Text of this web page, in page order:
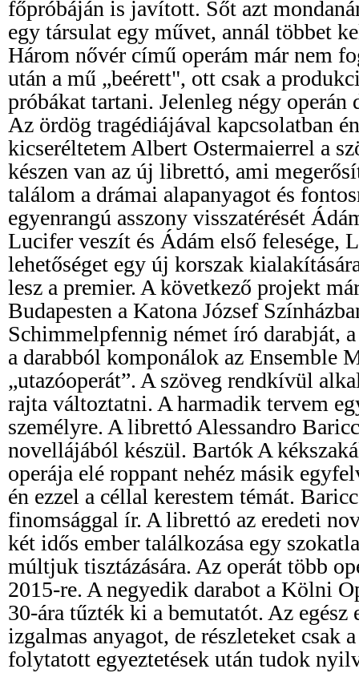
főpróbáján is javított. Sőt azt
egy társulat egy művet, annál többet
Három nővér című operám már nem
után a mű „beérett", ott csak a
próbákat tartani. Jelenleg négy
Az ördög tragédiájával kapcsolatban
kicseréltetem Albert Ostermaierrel a
készen van az új librettó, ami
találom a drámai alapanyagot és
egyenrangú asszony visszatérését
Lucifer veszít és Ádám első felesége,
lehetőséget egy új korszak
lesz a premier. A következő projekt
Budapesten a Katona József
Schimmelpfennig német író darabját,
a darabból komponálok az Ensemble
„utazóoperát”. A szöveg rendkívül
rajta változtatni. A harmadik tervem
személyre. A librettó Alessandro
novellájából készül. Bartók A
operája elé roppant nehéz másik
én ezzel a céllal kerestem témát.
finomsággal ír. A librettó az eredeti
két idős ember találkozása egy
múltjuk tisztázására. Az operát több
2015-re. A negyedik darabot a Kölni
30-ára tűzték ki a bemutatót. Az egész
izgalmas anyagot, de részleteket csak
folytatott egyeztetések után tudok